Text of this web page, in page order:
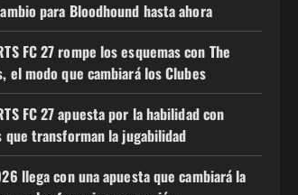
para Bloodhound hasta ahora
FC 27 rompe los esquemas con The
el modo que cambiará los Clubes
FC 27 apuesta por la habilidad con
que transforman la jugabilidad
llega con una apuesta que cambiará la